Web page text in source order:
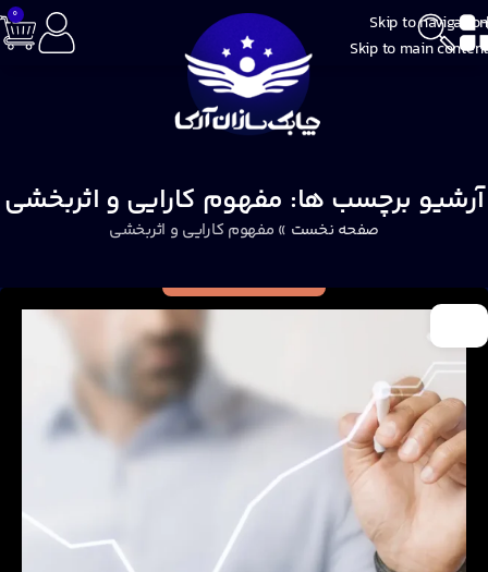
Skip to navigation
Skip to main content
0
آرشیو برچسب ها: مفهوم کارایی و اثربخشی
صفحه نخست » مفهوم کارایی و اثربخشی